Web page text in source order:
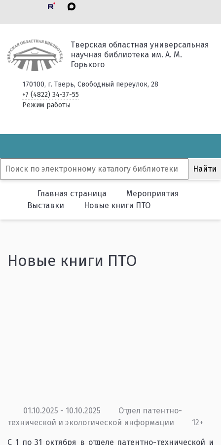
Тверская областная универсальная
научная библиотека им. А. М.
Горького
170100, г. Тверь, Свободный переулок, 28
+7 (4822) 34-37-55
Режим работы
Главная страница
Мероприятия
Выставки
Новые книги ПТО
Новые книги ПТО
01.10.2025 - 10.10.2025
Отдел патентно-
технической и экологической информации
12+
С 1 по 31 октября в отделе патентно-технической и